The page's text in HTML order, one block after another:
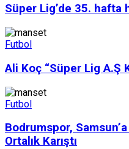
Süper Lig’de 35. hafta
Futbol
Ali Koç “Süper Lig A.Ş
Futbol
Bodrumspor,
Ortalık Karıştı